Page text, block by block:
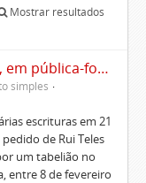
Mostrar resultados
Treslado de escrituras, em pública-forma, de Rui Teles de Meneses
simples
escrituras em 21
de Rui Teles
um tabelião no
entre 8 de fevereiro